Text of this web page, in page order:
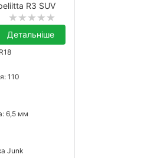
R3 SUV
Детальніше
110
6,5 мм
Junk